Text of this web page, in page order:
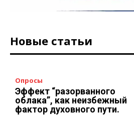
Новые статьи
Опросы
Эффект “разорванного
облака”, как неизбежный
фактор духовного пути.